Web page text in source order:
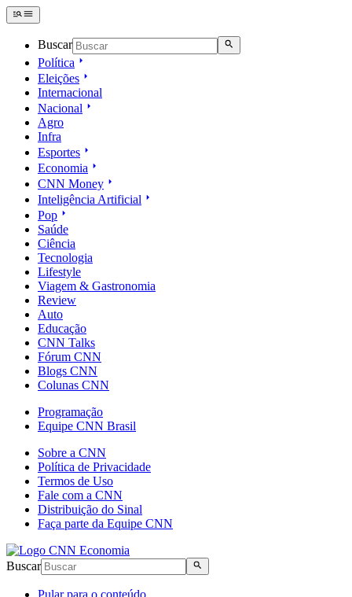
Buscar
Política
Eleições
Internacional
Nacional
Agro
Infra
Esportes
Economia
CNN Money
Inteligência Artificial
Pop
Saúde
Ciência
Tecnologia
Lifestyle
Viagem & Gastronomia
Review
Auto
Educação
CNN Talks
Fórum CNN
Blogs CNN
Colunas CNN
Programação
Equipe CNN Brasil
Sobre a CNN
Política de Privacidade
Termos de Uso
Fale com a CNN
Distribuição do Sinal
Faça parte da Equipe CNN
Buscar
Pular para o conteúdo